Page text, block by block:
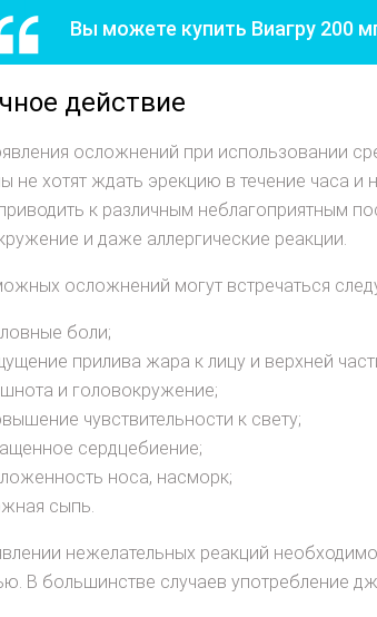
Вы можете купить Виагру 200
действие
осложнений при использовании
не хотят ждать эрекцию в течение часа
к различным неблагоприятным
и даже аллергические реакции.
осложнений могут встречаться
боли;
прилива жара к лицу и верхней
и головокружение;
чувствительности к свету;
сердцебиение;
носа, насморк;
сыпь.
нежелательных реакций
В большинстве случаев употребление